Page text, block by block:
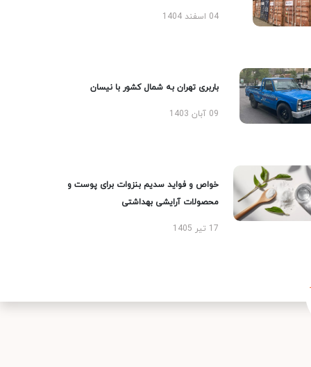
04 اسفند 1404
باربری تهران به شمال کشور با نیسان
09 آبان 1403
خواص و فواید سدیم بنزوات برای پوست و
محصولات آرایشی بهداشتی
17 تیر 1405